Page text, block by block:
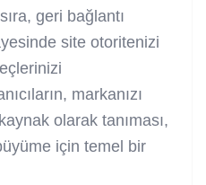
geri bağlantı
site otoritenizi
markanızı
olarak tanıması,
için temel bir